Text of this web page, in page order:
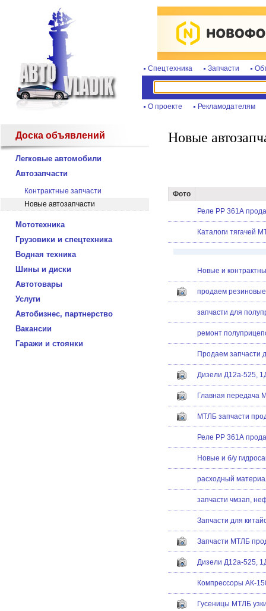
Спецтехника Запчасти
О проекте Рекламодателям
Доска объявлений
Легковые автомобили
Автозапчасти
Контрактные запчасти
Новые автозапчасти
Мототехника
Грузовики и спецтехника
Водная техника
Шины и диски
Автотовары
Услуги
Автобизнес, партнерство
Вакансии
Гаражи и стоянки
Новые
Фото
Реле РР 361А
Каталоги тягачей
Новые и
продаем
запчасти для
ремонт
Продаем запчасти
Дизели Д12а-525,
Главная передача
МТЛБ запчасти
Реле РР 361А
Новые и б/у
расходный
запчасти чмзап,
Запчасти для
Запчасти МТЛБ
Дизели Д12а-525,
Компрессоры АК-
Гусеницы МТЛБ